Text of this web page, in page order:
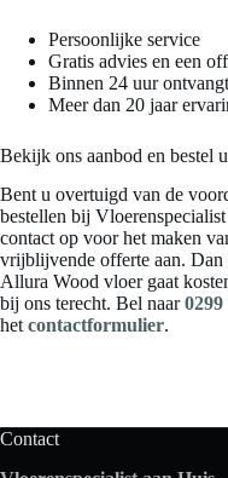
Persoonlijke service
Gratis advies en een
Binnen 24 uur
Meer dan 20 jaar
Bekijk ons aanbod en bestel
Bent u overtuigd van de
bestellen bij
contact op voor het maken
vrijblijvende offerte aan.
Allura Wood vloer gaat
bij ons terecht. Bel naar0299
het contactformulier.
Contact